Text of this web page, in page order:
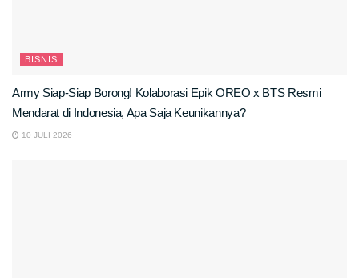
BISNIS
Army Siap-Siap Borong! Kolaborasi Epik OREO x BTS Resmi
Mendarat di Indonesia, Apa Saja Keunikannya?
10 JULI 2026